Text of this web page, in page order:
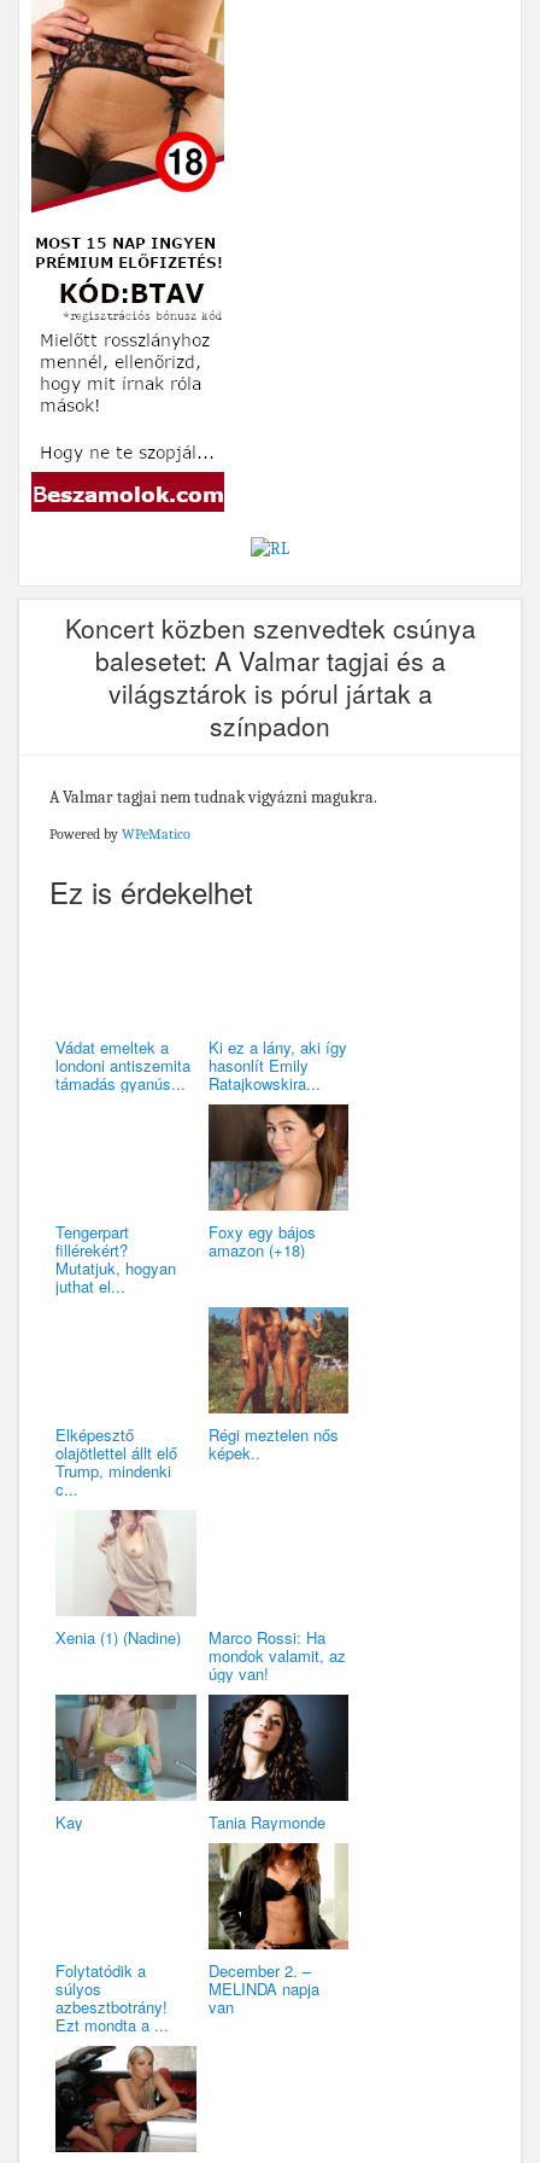
Koncert közben szenvedtek csúnya
balesetet: A Valmar tagjai és a
világsztárok is pórul jártak a
színpadon
A Valmar tagjai nem tudnak vigyázni magukra.
Powered by WPeMatico
Ez is érdekelhet
Vádat emeltek a
londoni antiszemita
támadás gyanús...
Ki ez a lány, aki így
hasonlít Emily
Ratajkowskira...
Tengerpart
fillérekért?
Mutatjuk, hogyan
juthat el...
Foxy egy bájos
amazon (+18)
Elképesztő
olajötlettel állt elő
Trump, mindenki
c...
Régi meztelen nős
képek..
Xenia (1) (Nadine) Marco Rossi: Ha
mondok valamit, az
úgy van!
Kay Tania Raymonde
Folytatódik a
súlyos
azbesztbotrány!
Ezt mondta a ...
December 2. –
MELINDA napja
van